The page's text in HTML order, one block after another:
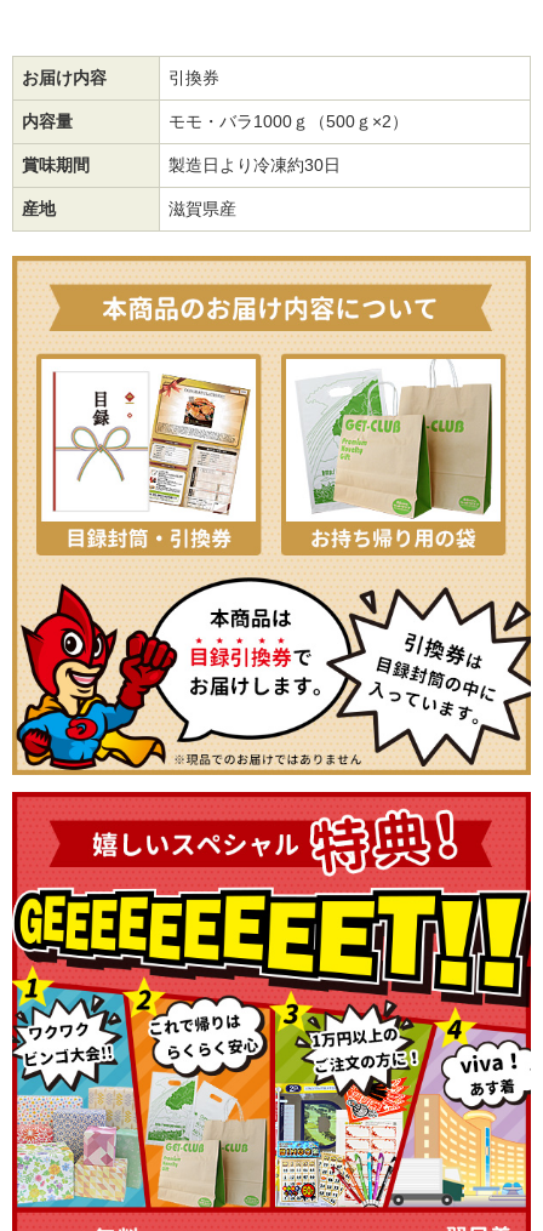
お届け内容 引換券
内容量 モモ・バラ1000ｇ（500ｇ×2）
賞味期間 製造日より冷凍約30日
産地 滋賀県産